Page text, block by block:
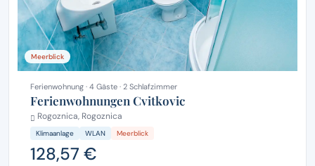
Meerblick
Ferienwohnung · 4 Gäste · 2 Schlafzimmer
Ferienwohnungen Cvitkovic
Rogoznica, Rogoznica
Klimaanlage WLAN Meerblick
128,57 €